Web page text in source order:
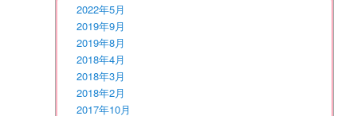
2022年5月
2019年9月
2019年8月
2018年4月
2018年3月
2018年2月
2017年10月